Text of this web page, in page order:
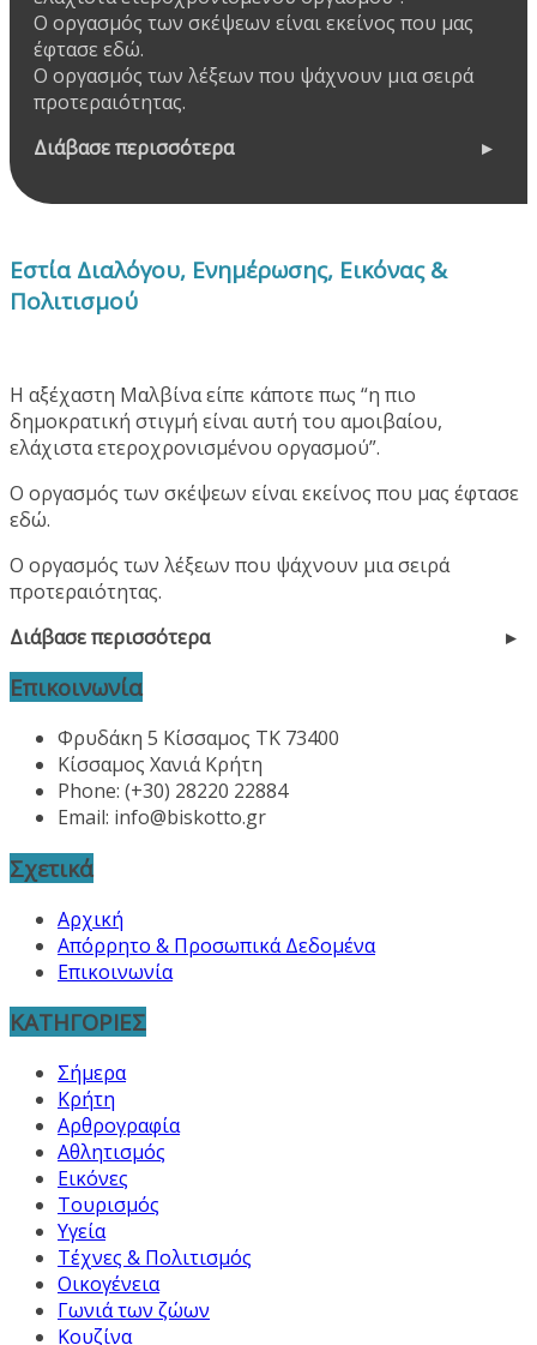
Ο οργασμός των σκέψεων είναι εκείνος που μας
έφτασε εδώ.
Ο οργασμός των λέξεων που ψάχνουν μια σειρά
προτεραιότητας.
Διάβασε περισσότερα
Εστία Διαλόγου, Ενημέρωσης, Εικόνας &
Πολιτισμού
Η αξέχαστη Μαλβίνα είπε κάποτε πως “η πιο
δημοκρατική στιγμή είναι αυτή του αμοιβαίου,
ελάχιστα ετεροχρονισμένου οργασμού”.
Ο οργασμός των σκέψεων είναι εκείνος που μας έφτασε
εδώ.
Ο οργασμός των λέξεων που ψάχνουν μια σειρά
προτεραιότητας.
Διάβασε περισσότερα
Επικοινωνία
Φρυδάκη 5 Κίσσαμος ΤΚ 73400
Κίσσαμος Χανιά Κρήτη
Phone: (+30) 28220 22884
Email: info@biskotto.gr
Σχετικά
Αρχική
Απόρρητο & Προσωπικά Δεδομένα
Επικοινωνία
ΚΑΤΗΓΟΡΙΕΣ
Σήμερα
Κρήτη
Αρθρογραφία
Αθλητισμός
Εικόνες
Τουρισμός
Υγεία
Τέχνες & Πολιτισμός
Οικογένεια
Γωνιά των ζώων
Κουζίνα